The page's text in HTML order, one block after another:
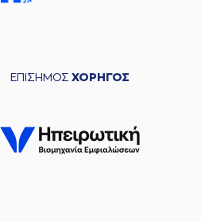
ΕΠΙΣΗΜΟΣ ΧΟΡΗΓΟΣ